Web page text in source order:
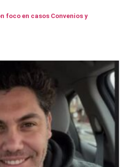
foco en casos Convenios y